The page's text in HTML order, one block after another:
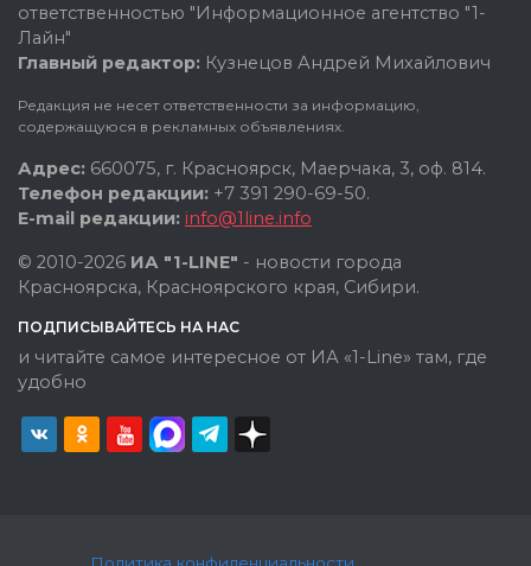
ответственностью "Информационное агентство "1-
Лайн"
Главный редактор: Кузнецов Андрей Михайлович
Редакция не несет ответственности за информацию,
содержащуюся в рекламных объявлениях.
Адрес: 660075, г. Красноярск, Маерчака, 3, оф. 814.
Телефон редакции: +7 391 290-69-50.
E-mail редакции: info@1line.info
© 2010-2026 ИА "1-LINE" - новости города
Красноярска, Красноярского края, Сибири.
ПОДПИСЫВАЙТЕСЬ НА НАС
и читайте самое интересное от ИА «1-Line» там, где
удобно